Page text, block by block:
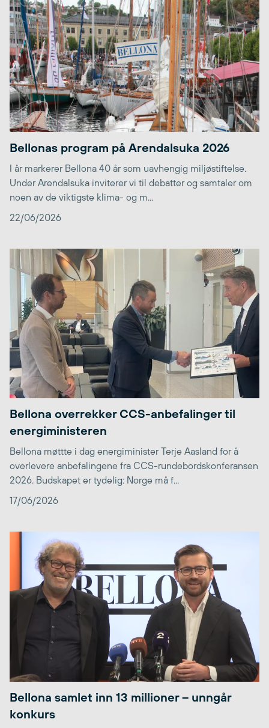
Bellonas program på Arendalsuka 2026
I år markerer Bellona 40 år som uavhengig miljøstiftelse.
Under Arendalsuka inviterer vi til debatter og samtaler om
noen av de viktigste klima- og m...
22/06/2026
Bellona overrekker CCS-anbefalinger til
energiministeren
Bellona møttte i dag energiminister Terje Aasland for å
overlevere anbefalingene fra CCS-rundebordskonferansen
2026. Budskapet er tydelig: Norge må f...
17/06/2026
Bellona samlet inn 13 millioner – unngår
konkurs